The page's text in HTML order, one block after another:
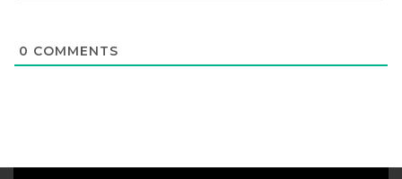
0 COMMENTS